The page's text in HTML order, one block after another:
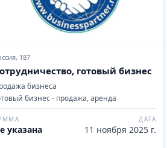
187
готовый бизнес
бизнеса
бизнес - продажа, аренда
указана
ДАТА
11 ноября 2025 г.